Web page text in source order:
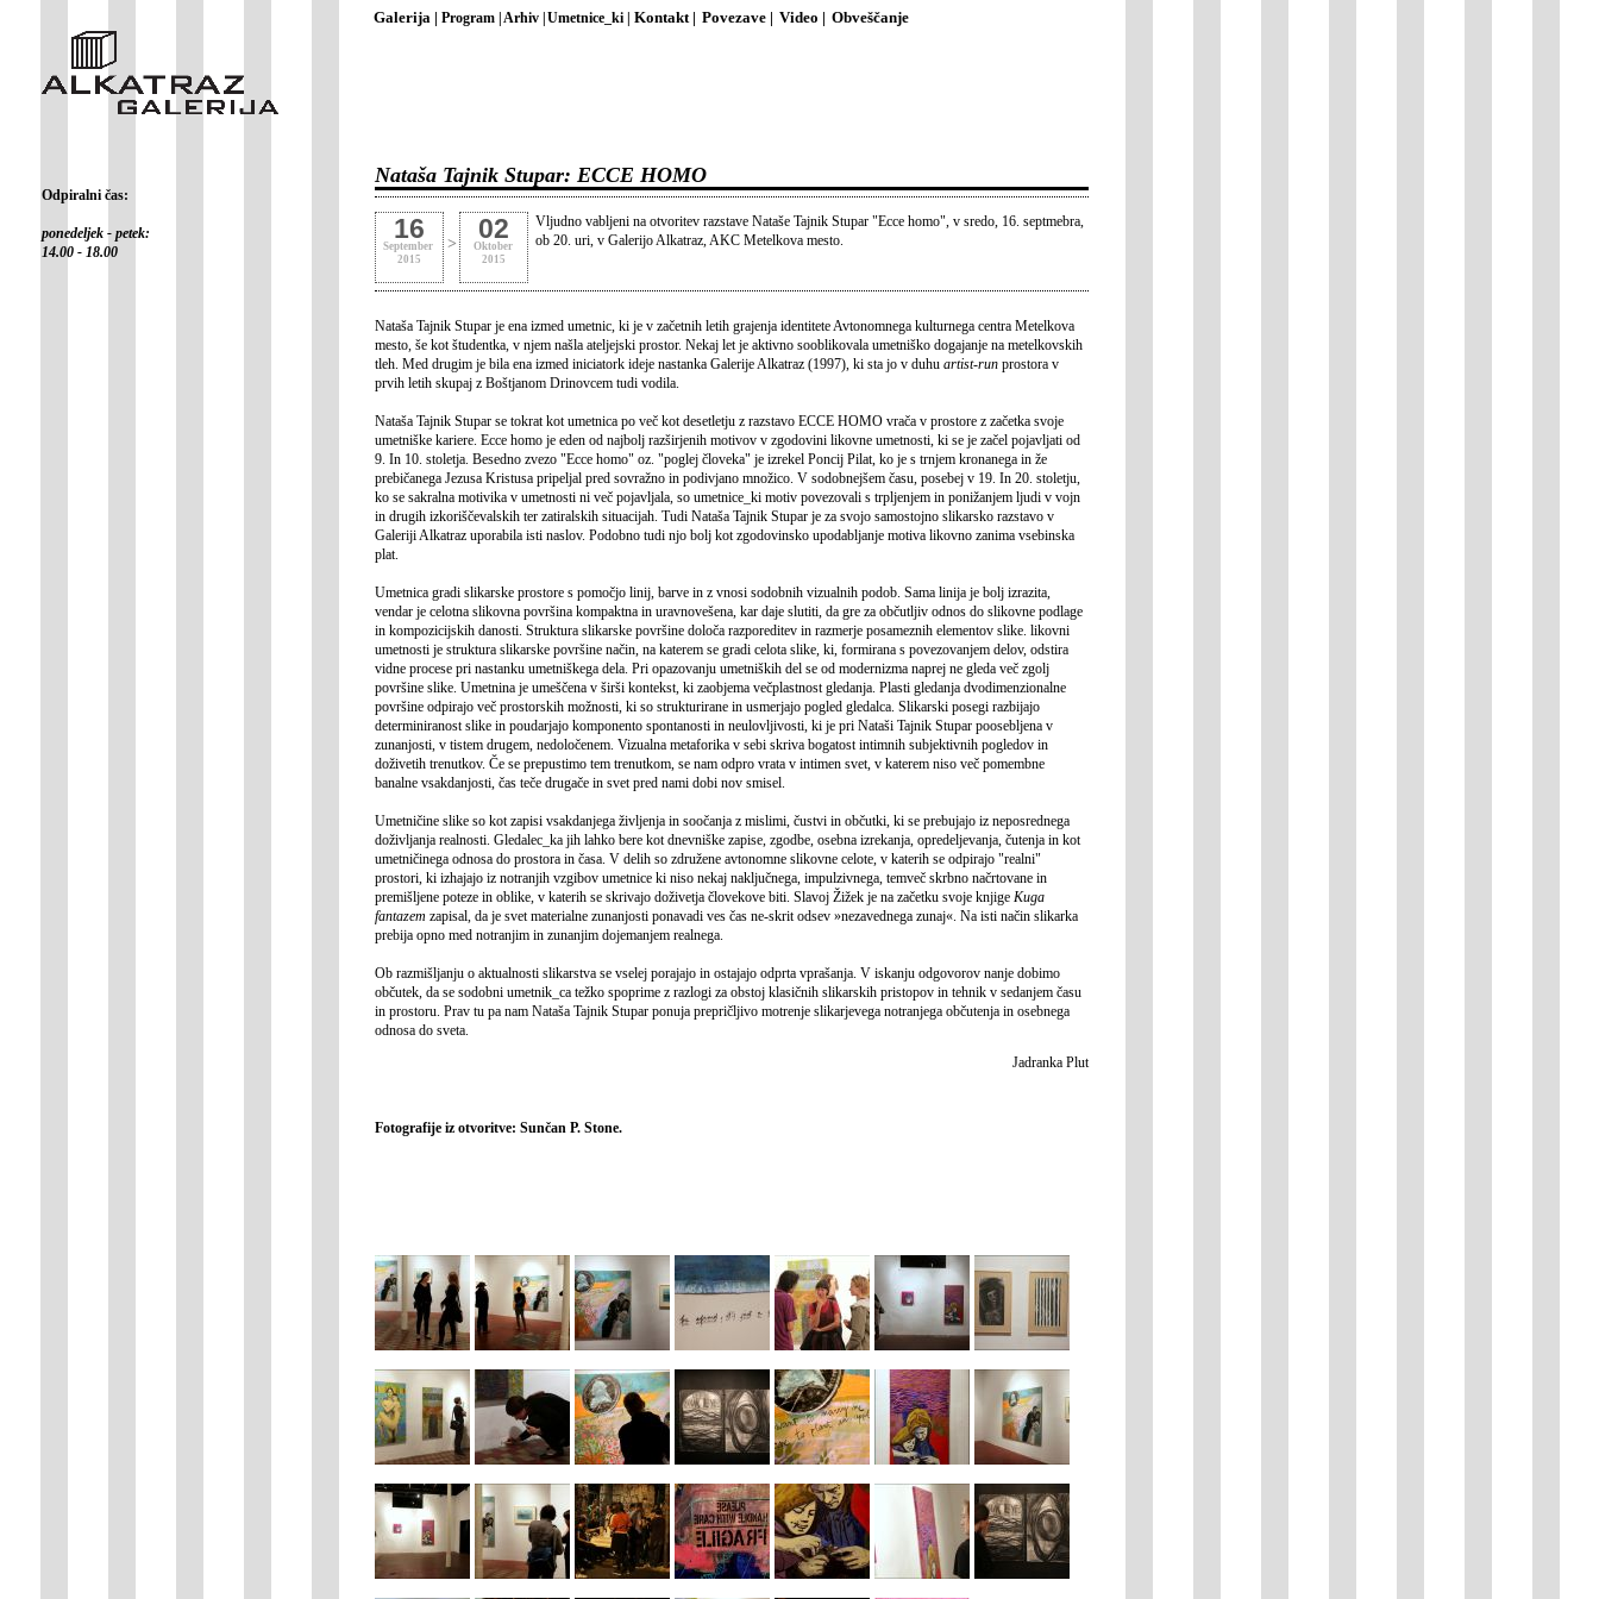
Galerija | Program |Arhiv |Umetnice_ki | Kontakt | Povezave | Video | Obveščanje
Odpiralni čas:
ponedeljek - petek:
14.00 - 18.00
Nataša Tajnik Stupar: ECCE HOMO
16
September
2015
> 02
Oktober
2015
Vljudno vabljeni na otvoritev razstave Nataše Tajnik Stupar "Ecce homo", v sredo, 16. septmebra,
ob 20. uri, v Galerijo Alkatraz, AKC Metelkova mesto.
Nataša Tajnik Stupar je ena izmed umetnic, ki je v začetnih letih grajenja identitete Avtonomnega kulturnega centra Metelkova
mesto, še kot študentka, v njem našla ateljejski prostor. Nekaj let je aktivno sooblikovala umetniško dogajanje na metelkovskih
tleh. Med drugim je bila ena izmed iniciatork ideje nastanka Galerije Alkatraz (1997), ki sta jo v duhu artist-run prostora v
prvih letih skupaj z Boštjanom Drinovcem tudi vodila.
Nataša Tajnik Stupar se tokrat kot umetnica po več kot desetletju z razstavo ECCE HOMO vrača v prostore z začetka svoje
umetniške kariere. Ecce homo je eden od najbolj razširjenih motivov v zgodovini likovne umetnosti, ki se je začel pojavljati od
9. In 10. stoletja. Besedno zvezo "Ecce homo" oz. "poglej človeka" je izrekel Poncij Pilat, ko je s trnjem kronanega in že
prebičanega Jezusa Kristusa pripeljal pred sovražno in podivjano množico. V sodobnejšem času, posebej v 19. In 20. stoletju,
ko se sakralna motivika v umetnosti ni več pojavljala, so umetnice_ki motiv povezovali s trpljenjem in ponižanjem ljudi v vojn
in drugih izkoriščevalskih ter zatiralskih situacijah. Tudi Nataša Tajnik Stupar je za svojo samostojno slikarsko razstavo v
Galeriji Alkatraz uporabila isti naslov. Podobno tudi njo bolj kot zgodovinsko upodabljanje motiva likovno zanima vsebinska
plat.
Umetnica gradi slikarske prostore s pomočjo linij, barve in z vnosi sodobnih vizualnih podob. Sama linija je bolj izrazita,
vendar je celotna slikovna površina kompaktna in uravnovešena, kar daje slutiti, da gre za občutljiv odnos do slikovne podlage
in kompozicijskih danosti. Struktura slikarske površine določa razporeditev in razmerje posameznih elementov slike. likovni
umetnosti je struktura slikarske površine način, na katerem se gradi celota slike, ki, formirana s povezovanjem delov, odstira
vidne procese pri nastanku umetniškega dela. Pri opazovanju umetniških del se od modernizma naprej ne gleda več zgolj
površine slike. Umetnina je umeščena v širši kontekst, ki zaobjema večplastnost gledanja. Plasti gledanja dvodimenzionalne
površine odpirajo več prostorskih možnosti, ki so strukturirane in usmerjajo pogled gledalca. Slikarski posegi razbijajo
determiniranost slike in poudarjajo komponento spontanosti in neulovljivosti, ki je pri Nataši Tajnik Stupar poosebljena v
zunanjosti, v tistem drugem, nedoločenem. Vizualna metaforika v sebi skriva bogatost intimnih subjektivnih pogledov in
doživetih trenutkov. Če se prepustimo tem trenutkom, se nam odpro vrata v intimen svet, v katerem niso več pomembne
banalne vsakdanjosti, čas teče drugače in svet pred nami dobi nov smisel.
Umetničine slike so kot zapisi vsakdanjega življenja in soočanja z mislimi, čustvi in občutki, ki se prebujajo iz neposrednega
doživljanja realnosti. Gledalec_ka jih lahko bere kot dnevniške zapise, zgodbe, osebna izrekanja, opredeljevanja, čutenja in kot
umetničinega odnosa do prostora in časa. V delih so združene avtonomne slikovne celote, v katerih se odpirajo "realni"
prostori, ki izhajajo iz notranjih vzgibov umetnice ki niso nekaj naključnega, impulzivnega, temveč skrbno načrtovane in
premišljene poteze in oblike, v katerih se skrivajo doživetja človekove biti. Slavoj Žižek je na začetku svoje knjige Kuga
fantazem zapisal, da je svet materialne zunanjosti ponavadi ves čas ne-skrit odsev »nezavednega zunaj«. Na isti način slikarka
prebija opno med notranjim in zunanjim dojemanjem realnega.
Ob razmišljanju o aktualnosti slikarstva se vselej porajajo in ostajajo odprta vprašanja. V iskanju odgovorov nanje dobimo
občutek, da se sodobni umetnik_ca težko spoprime z razlogi za obstoj klasičnih slikarskih pristopov in tehnik v sedanjem času
in prostoru. Prav tu pa nam Nataša Tajnik Stupar ponuja prepričljivo motrenje slikarjevega notranjega občutenja in osebnega
odnosa do sveta.
Jadranka Plut
Fotografije iz otvoritve: Sunčan P. Stone.